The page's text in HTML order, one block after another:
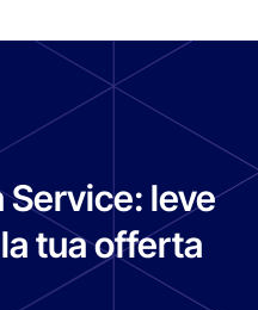
Service: leve
tua offerta